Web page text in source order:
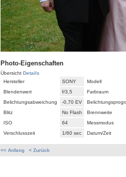
Photo-Eigenschaften
Übersicht Details
Hersteller
SONY
Modell
Blendenwert
f/3,5
Farbraum
Belichtungsabweichung
-0,70 EV
Blitz
No Flash
Brennweite
ISO
64
Messmodus
Verschlusszeit
1/60 sec Datum/Zeit
<< Anfang < Zurück